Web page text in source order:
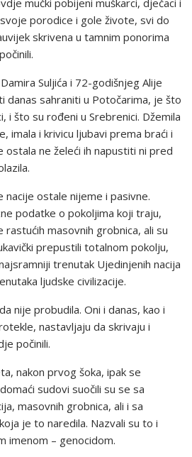
mučki pobijeni muškarci, dječaci i
porodice i gole živote, svi do
skrivena u tamnim ponorima
Suljića i 72-godišnjeg Alije
danas sahraniti u Potočarima, je što
i što su rođeni u Srebrenici. Džemila
imala i krivicu ljubavi prema braći i
ostala ne želeći ih napustiti ni pred
nacije ostale nijeme i pasivne.
podatke o pokoljima koji traju,
rastućih masovnih grobnica, ali su
prepustili totalnom pokolju,
trenutak Ujedinjenih nacija
ljudske civilizacije.
nije probudila. Oni i danas, kao i
nastavljaju da skrivaju i
počinili.
nakon prvog šoka, ipak se
sudovi suočili su se sa
masovnih grobnica, ali i sa
je to naredila. Nazvali su to i
imenom – genocidom.